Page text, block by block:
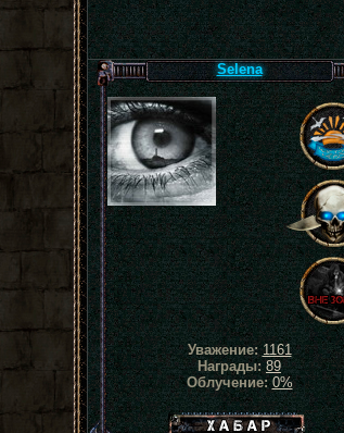
Selena
Уважение:1161
Награды: 89
Облучение:0%
Хабар сталкера